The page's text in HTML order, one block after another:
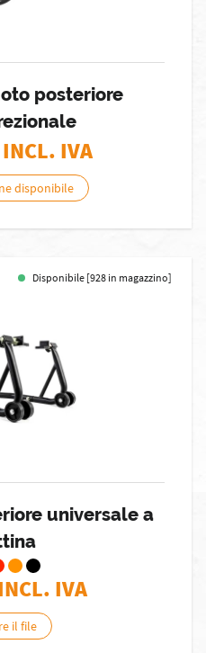
posteriore
IVA
disponibile
Disponibile [928 in magazzino]
universale a
IVA
il file